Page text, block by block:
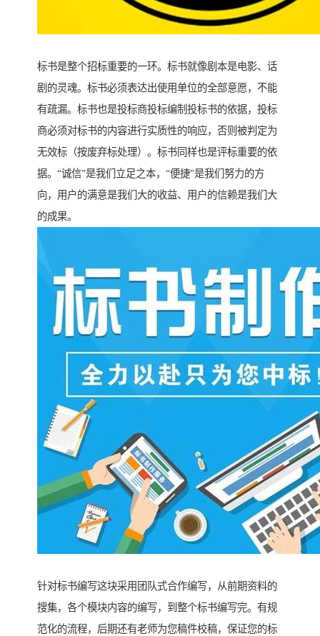
标书是整个招标重要的一环。标书就像剧本是电影、话
剧的灵魂。标书必须表达出使用单位的全部意愿，不能
有疏漏。标书也是投标商投标编制投标书的依据，投标
商必须对标书的内容进行实质性的响应，否则被判定为
无效标（按废弃标处理）。标书同样也是评标重要的依
据。“诚信”是我们立足之本，“便捷”是我们努力的方
向，用户的满意是我们大的收益、用户的信赖是我们大
的成果。
针对标书编写这块采用团队式合作编写，从前期资料的
搜集，各个模块内容的编写，到整个标书编写完。有规
范化的流程，后期还有老师为您稿件校稿，保证您的标